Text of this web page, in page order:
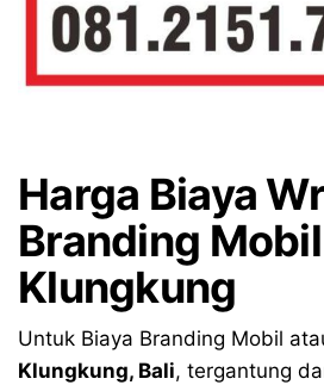
Harga Biaya
Branding Mobil
Klungkung
Untuk Biaya Branding Mobil
Klungkung, Bali, tergantung